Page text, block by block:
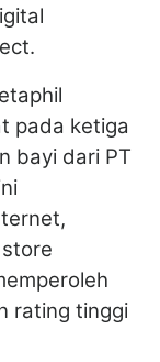
pada ketiga
bayi dari PT
rating tinggi